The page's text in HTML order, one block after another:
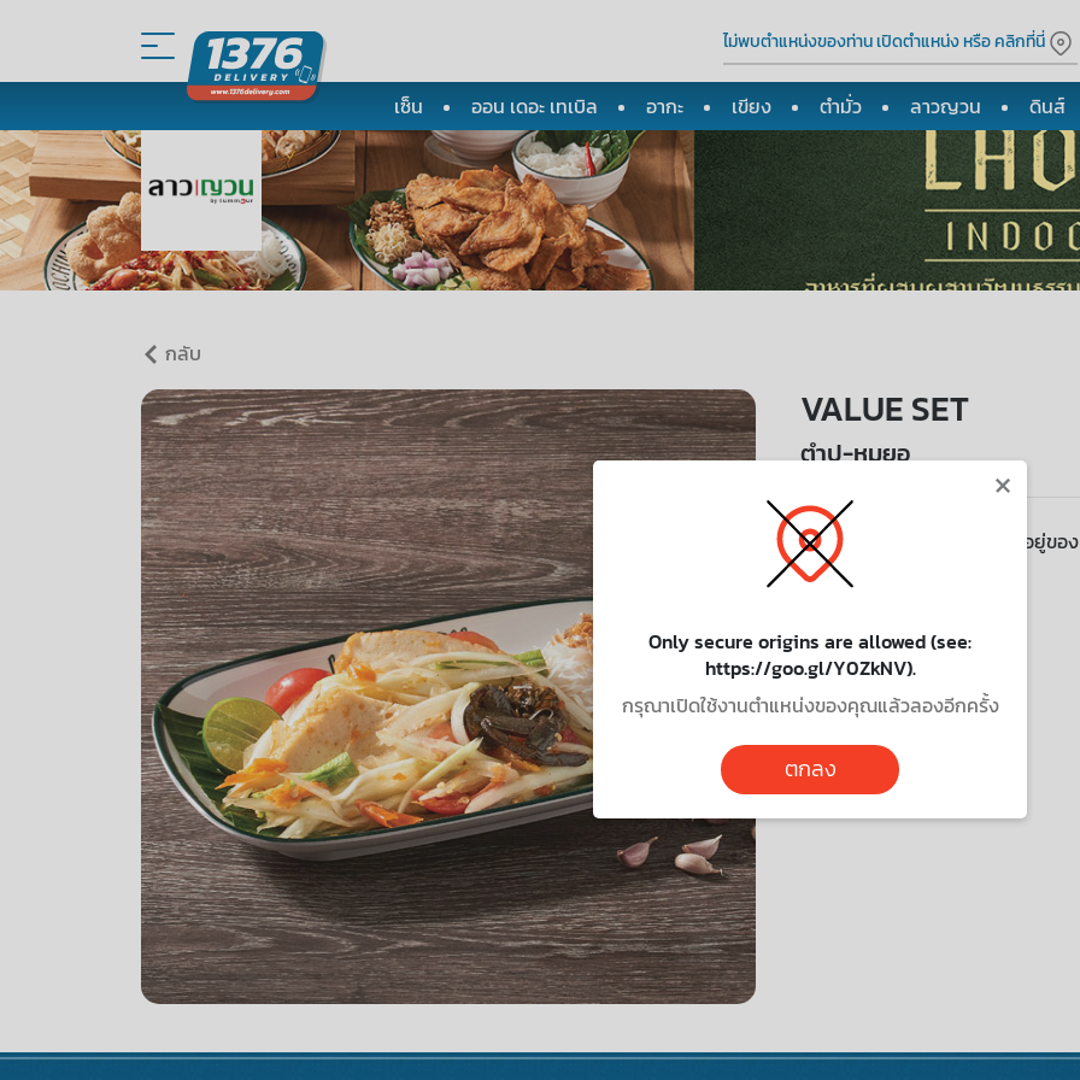
ไม่พบตำแหน่งของท่าน เปิดตำแหน่ง หรือ คลิกที่นี่
เซ็น ออน เดอะ เทเบิล อากะ เขียง ตำมั่ว ลาวญวน ดินส์
กลับ
VALUE SET
ตำปู-หมูยอ
เมนูนี้ไม่มีบริการจัดส่งไปยังที่อยู่ข
×
Only secure origins are allowed (see:
https://goo.gl/Y0ZkNV).
กรุณาเปิดใช้งานตำแหน่งของคุณแล้วลองอีกครั้ง
ตกลง